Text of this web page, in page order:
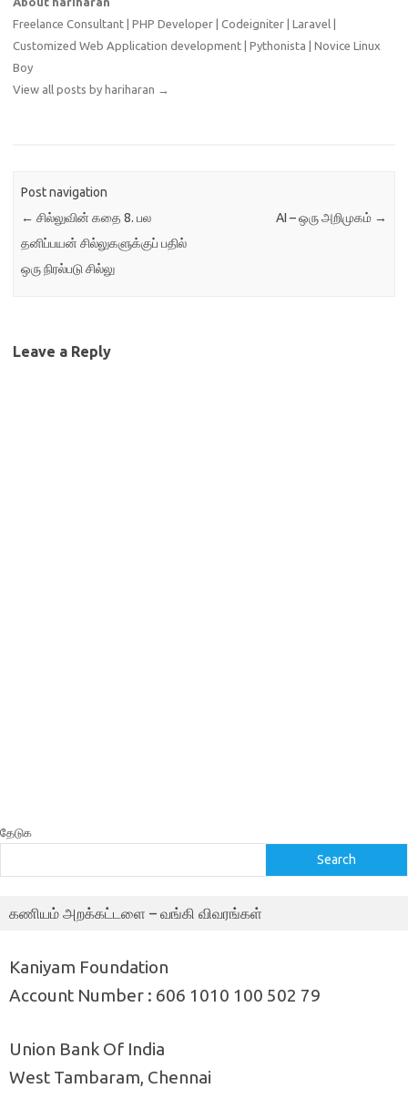
இயக்கத்தில் இருக்கும்
செயல்பாடுகளை…
Freelance Consultant | PHP Developer | Codeigniter | Laravel |
Customized Web Application development | Pythonista | Novice Linux
Boy
View all posts by hariharan →
Post navigation
← சில்லுவின் கதை 8. பல
தனிப்பயன் சில்லுகளுக்குப் பதில்
ஒரு நிரல்படு சில்லு
AI – ஒரு அறிமுகம் →
Leave a Reply
தேடுக
Search
கணியம் அறக்கட்டளை – வங்கி விவரங்கள்
Kaniyam Foundation
Account Number : 606 1010 100 502 79
Union Bank Of India
West Tambaram, Chennai